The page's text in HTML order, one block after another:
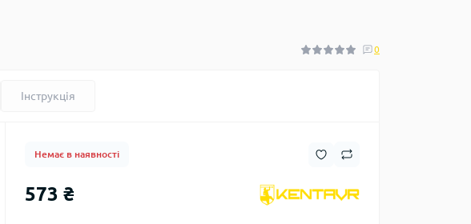
0
Інструкція
Немає в наявності
573 ₴